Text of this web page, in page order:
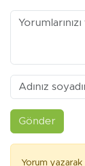
Gönder
Yorum yazarak